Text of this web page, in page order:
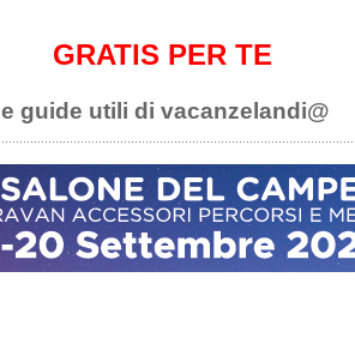
GRATIS PER TE
le guide utili di vacanzelandi@